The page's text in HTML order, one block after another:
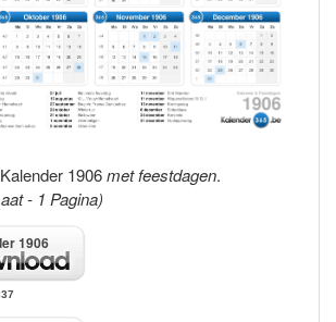
1906met feestdagen.
- 1 Pagina)
1906